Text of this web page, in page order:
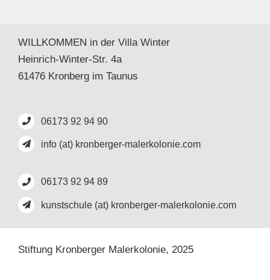
WILLKOMMEN in der Villa Winter
Heinrich-Winter-Str. 4a
61476 Kronberg im Taunus
06173 92 94 90
info (at) kronberger-malerkolonie.com
06173 92 94 89
kunstschule (at) kronberger-malerkolonie.com
Stiftung Kronberger Malerkolonie, 2025